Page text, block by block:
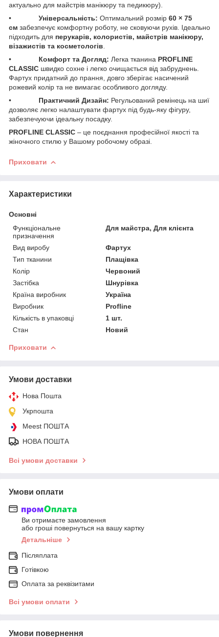
актуально для майстрів манікюру та педикюру).
• ​ Універсальність: Оптимальний розмір 60 × 75
см забезпечує комфортну роботу, не сковуючи рухів. Ідеально
підходить для перукарів, колористів, майстрів манікюру,
візажистів та косметологів
• ​ Комфорт та Догляд: Легка тканина PROFLINE
CLASSIC швидко сохне і легко очищається від забруднень.
Фартух придатний до прання, довго зберігає насичений
рожевий колір та не вимагає особливого догляду.
• ​ Практичний Дизайн: Регульований ремінець на шиї
дозволяє легко налаштувати фартух під будь-яку фігуру,
забезпечуючи ідеальну посадку.
PROFLINE CLASSIC – це поєднання професійної якості та
жіночного стилю у Вашому робочому образі.
Приховати
Характеристики
Основні
Функціональне
призначення
Для майстра, Для клієнта
Вид виробу
Фартух
Тип тканини
Плащівка
Колір
Червоний
Застібка
Шнурівка
Країна виробник
Україна
Виробник
Profline
Кількість в упаковці
1 шт.
Стан
Новий
Приховати
Умови доставки
Нова Пошта
Укрпошта
Meest ПОШТА
НОВА ПОШТА
Всі умови доставки
Умови оплати
Ви отримаєте замовлення
або гроші повернуться на вашу картку
Детальніше
Післяплата
Готівкою
Оплата за реквізитами
Всі умови оплати
Умови повернення